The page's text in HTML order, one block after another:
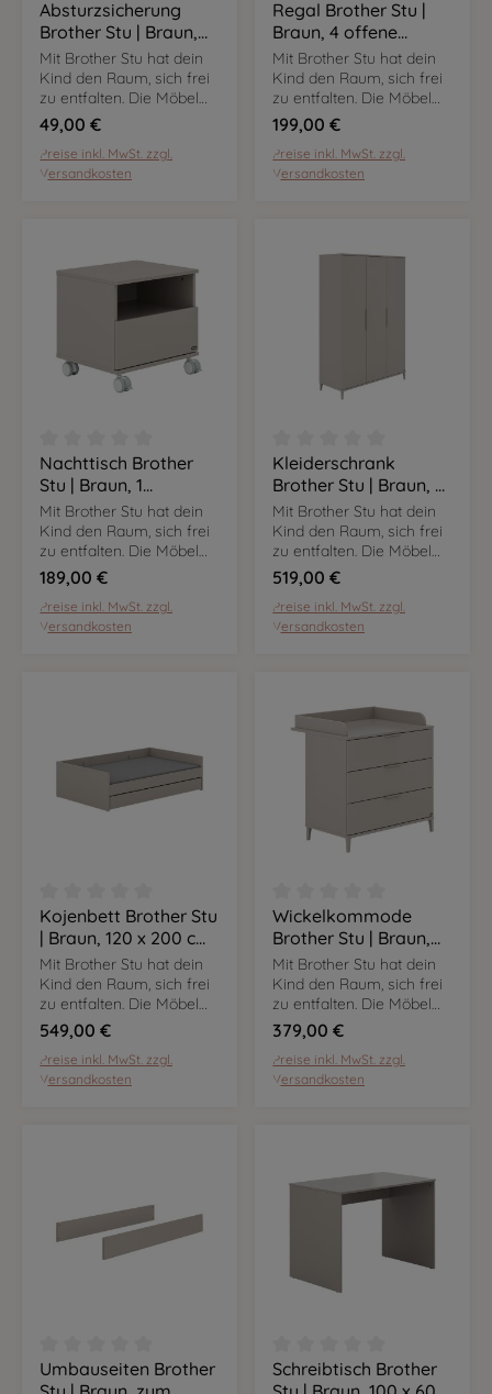
Durchschnittliche Bewertung von 0 von 5 Sternen
Absturzsicherung
Brother Stu | Braun,
als Ergänzung zum
Kojenbett
Mit Brother Stu hat dein
Kind den Raum, sich frei
zu entfalten. Die Möbel
sind flexibel nutzbar und
mit ihrem Dekor in Taupe
setzen sie in eurem
Zuhause markante
49,00 €
Preise inkl. MwSt. zzgl.
Versandkosten
Durchschnittliche
Regal Brother Stu |
Braun, 4 offene
Fächer
Mit Brother Stu hat dein
Kind den Raum, sich frei
zu entfalten. Die Möbel
sind flexibel nutzbar und
mit ihrem Dekor in Taupe
setzen sie in eurem
Zuhause markante
199,00 €
Preise inkl. MwSt. zzgl.
Versandkosten
Durchschnittliche Bewertung von 0 von 5 Sternen
Nachttisch Brother
Stu | Braun, 1
Schublade & 1 offenes
Fach
Mit Brother Stu hat dein
Kind den Raum, sich frei
zu entfalten. Die Möbel
sind flexibel nutzbar und
mit ihrem Dekor in Taupe
setzen sie in eurem
Zuhause markante
189,00 €
Preise inkl. MwSt. zzgl.
Versandkosten
Durchschnittliche
Kleiderschrank
Brother Stu | Braun, 3
Türen
Mit Brother Stu hat dein
Kind den Raum, sich frei
zu entfalten. Die Möbel
sind flexibel nutzbar und
mit ihrem Dekor in Taupe
setzen sie in eurem
Zuhause markante
519,00 €
Preise inkl. MwSt. zzgl.
Versandkosten
Durchschnittliche Bewertung von 0 von 5 Sternen
Kojenbett Brother Stu
| Braun, 120 x 200 cm,
inkl. Bettkasten
Mit Brother Stu hat dein
Kind den Raum, sich frei
zu entfalten. Die Möbel
sind flexibel nutzbar und
mit ihrem Dekor in Taupe
setzen sie in eurem
Zuhause markante
549,00 €
Preise inkl. MwSt. zzgl.
Versandkosten
Durchschnittliche
Wickelkommode
Brother Stu | Braun,
Breite 95 cm, 3
Schubladen, inkl.
Wickelaufsatz
Mit Brother Stu hat dein
Kind den Raum, sich frei
zu entfalten. Die Möbel
sind flexibel nutzbar und
mit ihrem Dekor in Taupe
setzen sie in eurem
Zuhause markante
379,00 €
Preise inkl. MwSt. zzgl.
Versandkosten
Durchschnittliche Bewertung von 0 von 5 Sternen
Umbauseiten Brother
Durchschnittliche
Schreibtisch Brother